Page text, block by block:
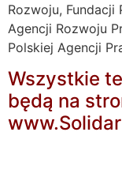
Rozwoju, Fundacji
Agencji Rozwoju
Polskiej Agencji
Wszystkie
będą na